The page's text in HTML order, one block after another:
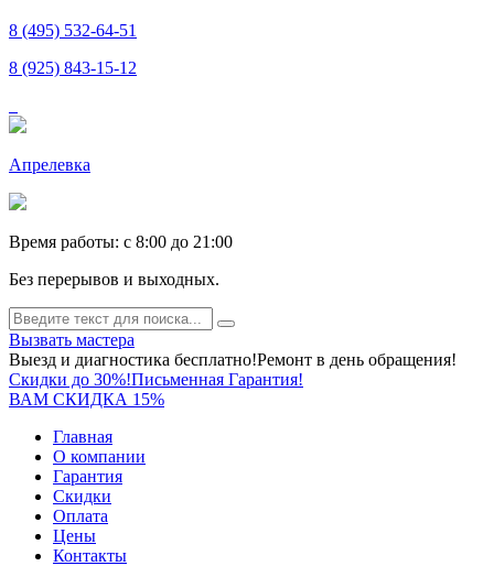
8 (495) 532-64-51
8 (925) 843-15-12
Апрелевка
Время работы: c 8:00 до 21:00
Без перерывов и выходных.
Вызвать мастера
Выезд и диагностика бесплатно!Ремонт в день обращения!
Скидки до 30%!Письменная Гарантия!
ВАМ СКИДКА 15%
Главная
О компании
Гарантия
Скидки
Оплата
Цены
Контакты